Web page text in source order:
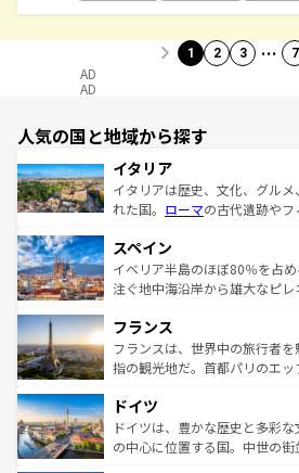
1 2 3 … 7
AD
AD
人気の国と地域から探す
イタリア
イタリアは歴史、文化、グル
れた国。 ローマの古代遺跡や
ろん、トスカーナの美しい田園
景など、自然景観も見逃せな
ピザやパスタなど、絶品のイ
ませてくれるイタリアで、忘れ
なお、新着のイタリア情報はコ
しい。
スペイン
イベリア半島のほぼ80％を占
注ぐ地中海沿岸から雄大なピ
文化が根付くこの国では、情熱
れる闘牛、そして美味しいタ
る。首都マドリードの洗練さ
の城塞都市、穏やかなビーチリ
せる。地方によって風土や気
性で訪
フランス
フランスは、世界中の旅行者
指の観光地だ。首都パリのエ
で、幅広い魅力が詰まっている
聖堂、美しいビーチ、そして
から魅了する。また、フラン
ドイツ
ドイツは、豊かな歴史と多彩
の中心に位置する国。中世の